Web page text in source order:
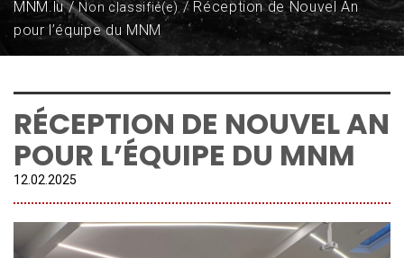
MNM.lu Non classifié(e)
Réception de Nouvel An
pour l’équipe du MNM
RÉCEPTION DE NOUVEL AN
POUR L’ÉQUIPE DU MNM
12. 02 2025